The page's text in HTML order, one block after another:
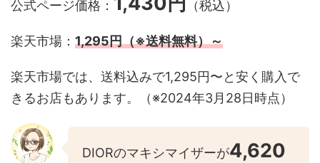
公式ページ価格： （税込）
楽天市場： 1,295円（※送料無料）～
楽天市場では、送料込みで1,295円〜と安く購入で
きるお店もあります。（※2024年3月28日時点）
DIORのマキシマイザーが4,620